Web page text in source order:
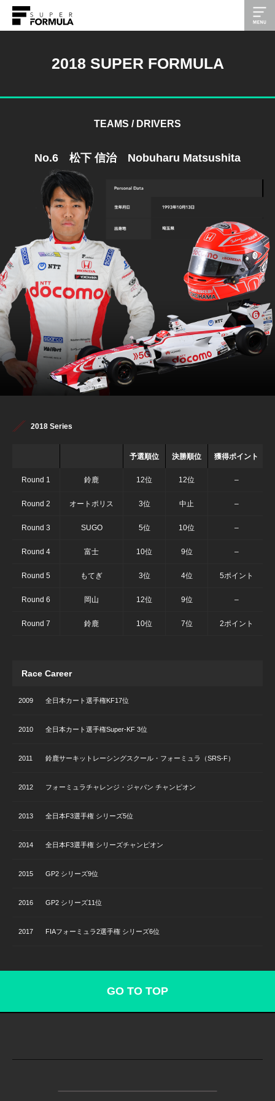
2018 SUPER FORMULA
TEAMS / DRIVERS
No.6 松下 信治 Nobuharu Matsushita
2018 Series
予選順位 決勝順位 獲得ポイント
Round 1 鈴鹿 12位 12位 –
Round 2 オートポリス 3位 中止 –
Round 3 SUGO 5位 10位 –
Round 4 富士 10位 9位 –
Round 5 もてぎ 3位 4位 5ポイント
Round 6 岡山 12位 9位 –
Round 7 鈴鹿 10位 7位 2ポイント
Race Career
2009 全日本カート選手権KF17位
2010 全日本カート選手権Super-KF 3位
2011 鈴鹿サーキットレーシングスクール・フォーミュラ（SRS-F）
2012 フォーミュラチャレンジ・ジャパン チャンピオン
2013 全日本F3選手権 シリーズ5位
2014 全日本F3選手権 シリーズチャンピオン
2015 GP2 シリーズ9位
2016 GP2 シリーズ11位
2017 FIAフォーミュラ2選手権 シリーズ6位
GO TO TOP